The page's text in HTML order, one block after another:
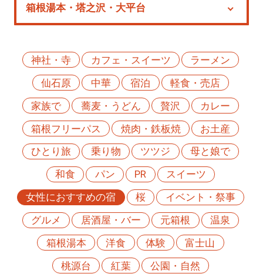
モデルコース
特集
神社・寺
カフェ・スイーツ
ラーメン
仙石原
中華 宿泊
軽食・売店
家族で
蕎麦・うどん 贅沢
カレー
箱根フリーパス
焼肉・鉄板焼
お土産
ひとり旅
乗り物 ツツジ
母と娘で
和食
パン PR
スイーツ
女性におすすめの宿
桜
イベント・祭事
グルメ
居酒屋・バー 元箱根
温泉
箱根湯本
洋食 体験
富士山
桃源台
紅葉
公園・自然